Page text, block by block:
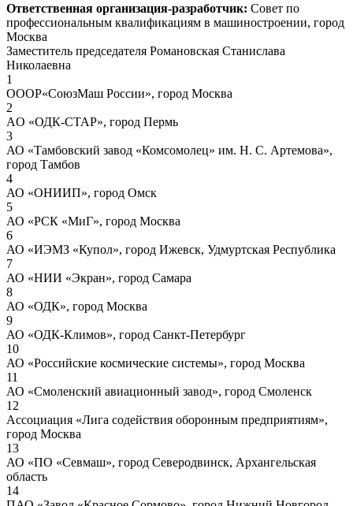
Ответственная организация-разработчик: Совет по
профессиональным квалификациям в машиностроении, город
Москва
Заместитель председателя Романовская Станислава
Николаевна
1
ОООР«СоюзМаш России», город Москва
2
AO «ОДК-СТАР», город Пермь
3
АО «Тамбовский завод «Комсомолец» им. Н. С. Артемова»,
город Тамбов
4
АО «ОНИИП», город Омск
5
АО «РСК «МиГ», город Москва
6
АО «ИЭМЗ «Купол», город Ижевск, Удмуртская Республика
7
АО «НИИ «Экран», город Самара
8
АО «ОДК», город Москва
9
АО «ОДК-Климов», город Санкт-Петербург
10
АО «Российские космические системы», город Москва
11
АО «Смоленский авиационный завод», город Смоленск
12
Ассоциация «Лига содействия оборонным предприятиям»,
город Москва
13
АО «ПО «Севмаш», город Северодвинск, Архангельская
область
14